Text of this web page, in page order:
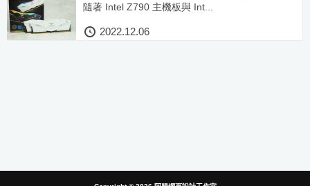
隨著 Intel Z790 主機板與 Int...
2022.12.06